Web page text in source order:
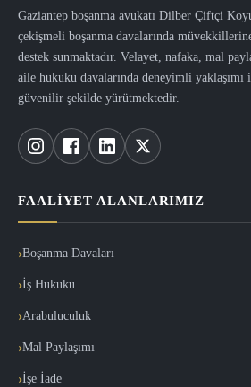
Gaziantep boşanma avukatı Dilber Çiftçi
çekişmeli boşanma davalarında
destek sunmaktadır. Velayet, nafaka, mal
aile hukuku davalarında deneyimli
güvenilir şekilde yürütmektedir.
FAALIYET ALANLARIMIZ
Boşanma Davaları
İş Hukuku
Arabuluculuk
Mal Paylaşımı
İşe İade